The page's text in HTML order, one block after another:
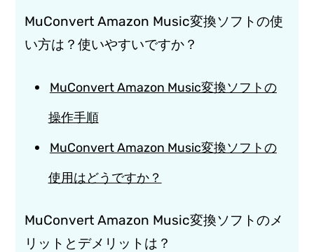
MuConvert Amazon Music変換ソフトの使
い方は？使いやすいですか？
MuConvert Amazon Music変換ソフトの
操作手順
MuConvert Amazon Music変換ソフトの
使用はどうですか？
MuConvert Amazon Music変換ソフトのメ
リットとデメリットは？